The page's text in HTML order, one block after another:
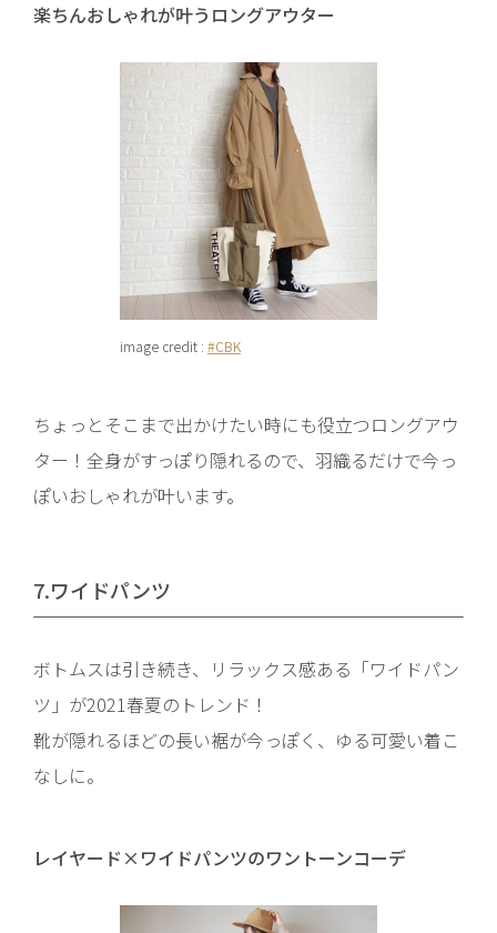
楽ちんおしゃれが叶うロングアウター
image credit : #CBK
ちょっとそこまで出かけたい時にも役立つロングアウ
ター！全身がすっぽり隠れるので、羽織るだけで今っ
ぽいおしゃれが叶います。
7.ワイドパンツ
ボトムスは引き続き、リラックス感ある「ワイドパン
ツ」が2021春夏のトレンド！
靴が隠れるほどの長い裾が今っぽく、ゆる可愛い着こ
なしに。
レイヤード×ワイドパンツのワントーンコーデ